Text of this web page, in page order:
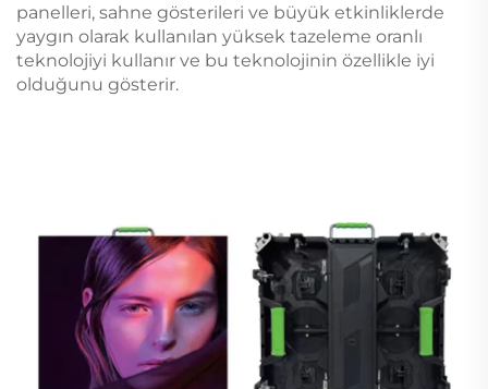
panelleri, sahne gösterileri ve büyük etkinliklerde
yaygın olarak kullanılan yüksek tazeleme oranlı
teknolojiyi kullanır ve bu teknolojinin özellikle iyi
olduğunu gösterir.